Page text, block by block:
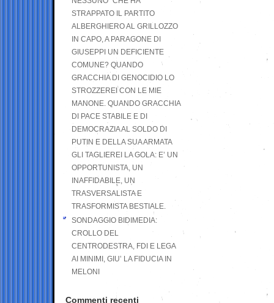
STRAPPATO IL PARTITO
ALBERGHIERO AL GRILLOZZO
IN CAPO, A PARAGONE DI
GIUSEPPI UN DEFICIENTE
COMUNE? QUANDO
GRACCHIA DI GENOCIDIO LO
STROZZEREI CON LE MIE
MANONE. QUANDO GRACCHIA
DI PACE STABILE E DI
DEMOCRAZIA AL SOLDO DI
PUTIN E DELLA SUA ARMATA
GLI TAGLIEREI LA GOLA: E’ UN
OPPORTUNISTA, UN
INAFFIDABILE, UN
TRASVERSALISTA E
TRASFORMISTA BESTIALE.
SONDAGGIO BIDIMEDIA:
CROLLO DEL
CENTRODESTRA, FDI E LEGA
AI MINIMI, GIU’ LA FIDUCIA IN
MELONI
Commenti recenti